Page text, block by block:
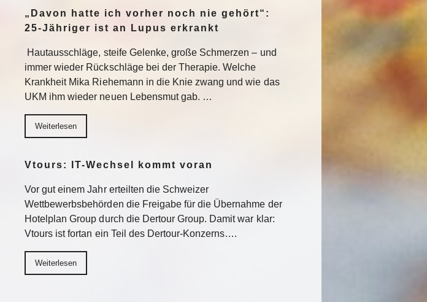
„Davon hatte ich vorher noch nie gehört“:
25-Jähriger ist an Lupus erkrankt
Hautausschläge, steife Gelenke, große Schmerzen – und
immer wieder Rückschläge bei der Therapie. Welche
Krankheit Mika Riehemann in die Knie zwang und wie das
UKM ihm wieder neuen Lebensmut gab. …
Weiterlesen
Vtours: IT-Wechsel kommt voran
Vor gut einem Jahr erteilten die Schweizer
Wettbewerbsbehörden die Freigabe für die Übernahme der
Hotelplan Group durch die Dertour Group. Damit war klar:
Vtours ist fortan ein Teil des Dertour-Konzerns….
Weiterlesen